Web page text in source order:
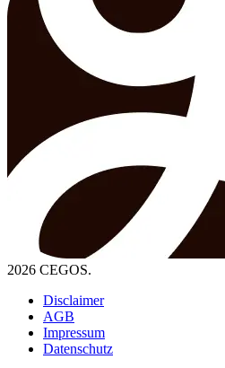
2026 CEGOS.
Disclaimer
AGB
Impressum
Datenschutz